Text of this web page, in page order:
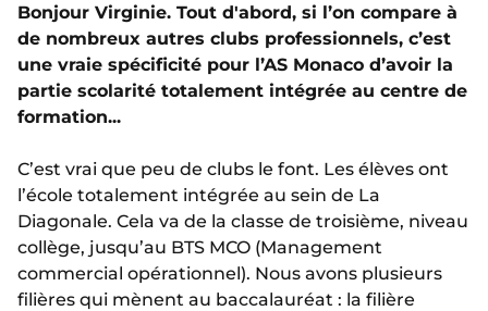
Bonjour Virginie. Tout d'abord, si l’on compare à
de nombreux autres clubs professionnels, c’est
une vraie spécificité pour l’AS Monaco d’avoir la
partie scolarité totalement intégrée au centre de
formation...
C’est vrai que peu de clubs le font. Les élèves ont
l’école totalement intégrée au sein de La
Diagonale. Cela va de la classe de troisième, niveau
collège, jusqu’au BTS MCO (Management
commercial opérationnel). Nous avons plusieurs
filières qui mènent au baccalauréat : la filière